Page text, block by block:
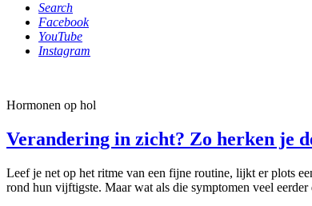
Search
Facebook
YouTube
Instagram
Hormonen op hol
Verandering in zicht? Zo herken je
Leef je net op het ritme van een fijne routine, lijkt er plots
rond hun vijftigste. Maar wat als die symptomen veel